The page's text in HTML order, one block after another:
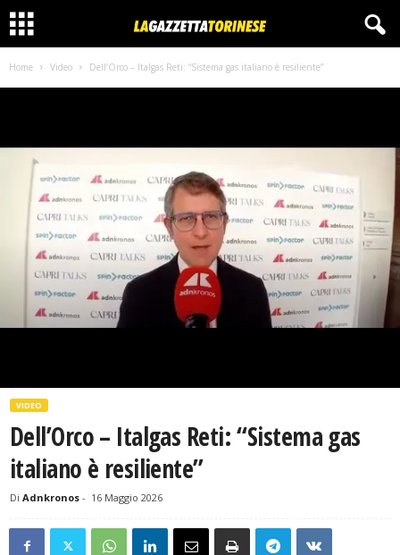
Home Video Dell’Orco – Italgas Reti: “Sistema gas italiano è resiliente”
VIDEO
Dell’Orco – Italgas Reti: “Sistema gas
italiano è resiliente”
Di Adnkronos - 16 Maggio 2026